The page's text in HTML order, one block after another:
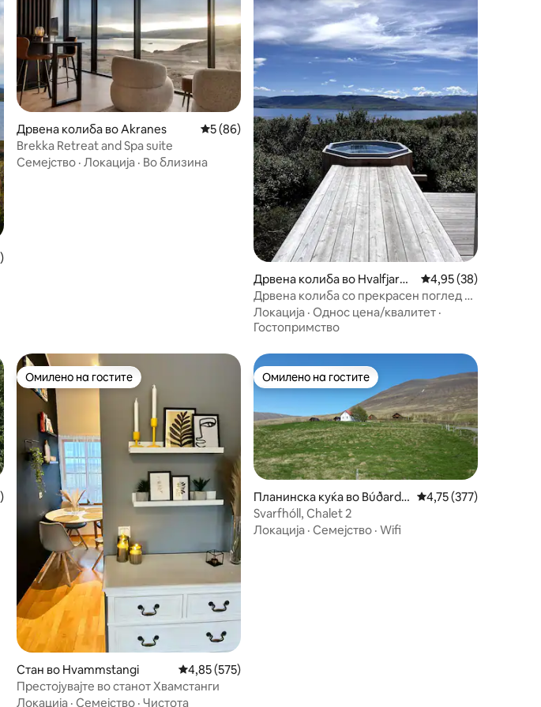
оцена: 5 од 5, 34 рецензии
Дрвена колиба во Akranes Просечна оцена: 5 од 5, 86 рецензии
5 (86)
Brekka Retreat and Spa suite
Семејство · Локација · Во близина
Дрвена колиба во Hvalfjarða
rsveit
Просечна оцена:
4,95 (38)
Дрвена колиба со прекрасен поглед на
фјорд
Локација · Однос цена/квалитет ·
Гостопримство
оцена: 4,87 од 5, 91 рецензии
Омилено на гостите
Омилено на гостите
Стан во Hvammstangi Просечна оцена: 4,85 од 5, 575 рецензии
4,85 (575)
Престојувајте во станот Хвамстанги
Локација · Семејство · Чистота
Омилено на гостите
Омилено на гостите
Планинска куќа во Búðardal
ur
Просечна оцена:
4,75 (377)
Svarfhóll, Chalet 2
Локација · Семејство · Wifi